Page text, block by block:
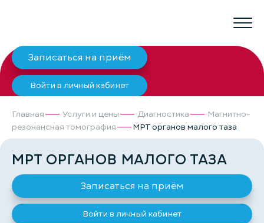
Записаться на приём
Войти в личный кабинет
Главная Услуги и цены Диагностика
Магнитно-
резонансная томография
МРТ органов малого таза
МРТ ОРГАНОВ МАЛОГО ТАЗА
Записаться на приём
Войти в личный кабинет